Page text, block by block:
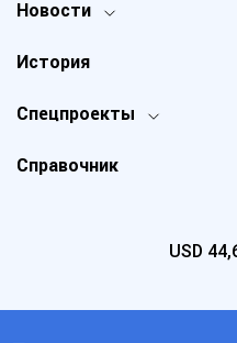
Новости
Спецпроекты
История
Справочник
USD